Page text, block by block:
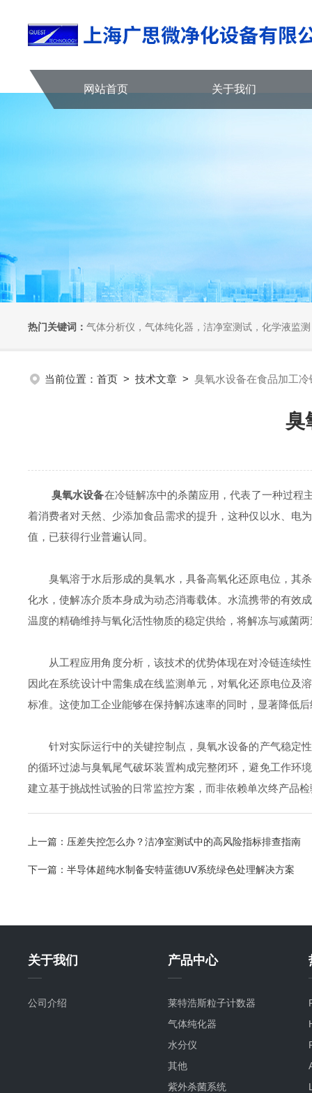
网站首页 关于我们
热门关键词： 气体分析仪，气体纯化器，洁净室测试，化学液监
当前位置： 首页 > 技术文章 > 臭氧水设备在食品加工
臭
臭氧水设备在冷链解冻中的杀菌应用，代表了一种过程
着消费者对天然、少添加食品需求的提升，这种仅以水、电
值，已获得行业普遍认同。
臭氧溶于水后形成的臭氧水，具备高氧化还原电位，其杀
化水，使解冻介质本身成为动态消毒载体。水流携带的有效
温度的精确维持与氧化活性物质的稳定供给，将解冻与减菌
从工程应用角度分析，该技术的优势体现在对冷链连续性
因此在系统设计中需集成在线监测单元，对氧化还原电位及
标准。这使加工企业能够在保持解冻速率的同时，显著降低
针对实际运行中的关键控制点，臭氧水设备的产气稳定性
的循环过滤与臭氧尾气破坏装置构成完整闭环，避免工作环
建立基于挑战性试验的日常监控方案，而非依赖单次终产品
上一篇： 压差失控怎么办？洁净室测试中的高风险指标排查指南
下一篇： 半导体超纯水制备安特蓝德UV系统绿色处理解决方案
关于我们
公司介绍
产品中心
莱特浩斯粒子计数器
气体纯化器
水分仪
其他
紫外杀菌系统